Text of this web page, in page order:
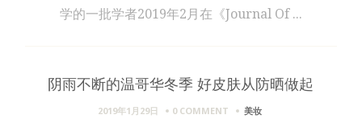
学的一批学者2019年2月在《Journal Of ...
阴雨不断的温哥华冬季 好皮肤从防晒做起
2019年1月29日 0 COMMENT 美妆